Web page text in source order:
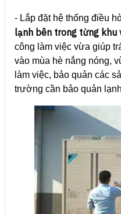
- Lắp đặt hệ thống điều
lạnh bên trong từng khu
công làm việc vừa giúp
vào mùa hè nắng nóng,
làm việc, bảo quản các
trường cần bảo quản